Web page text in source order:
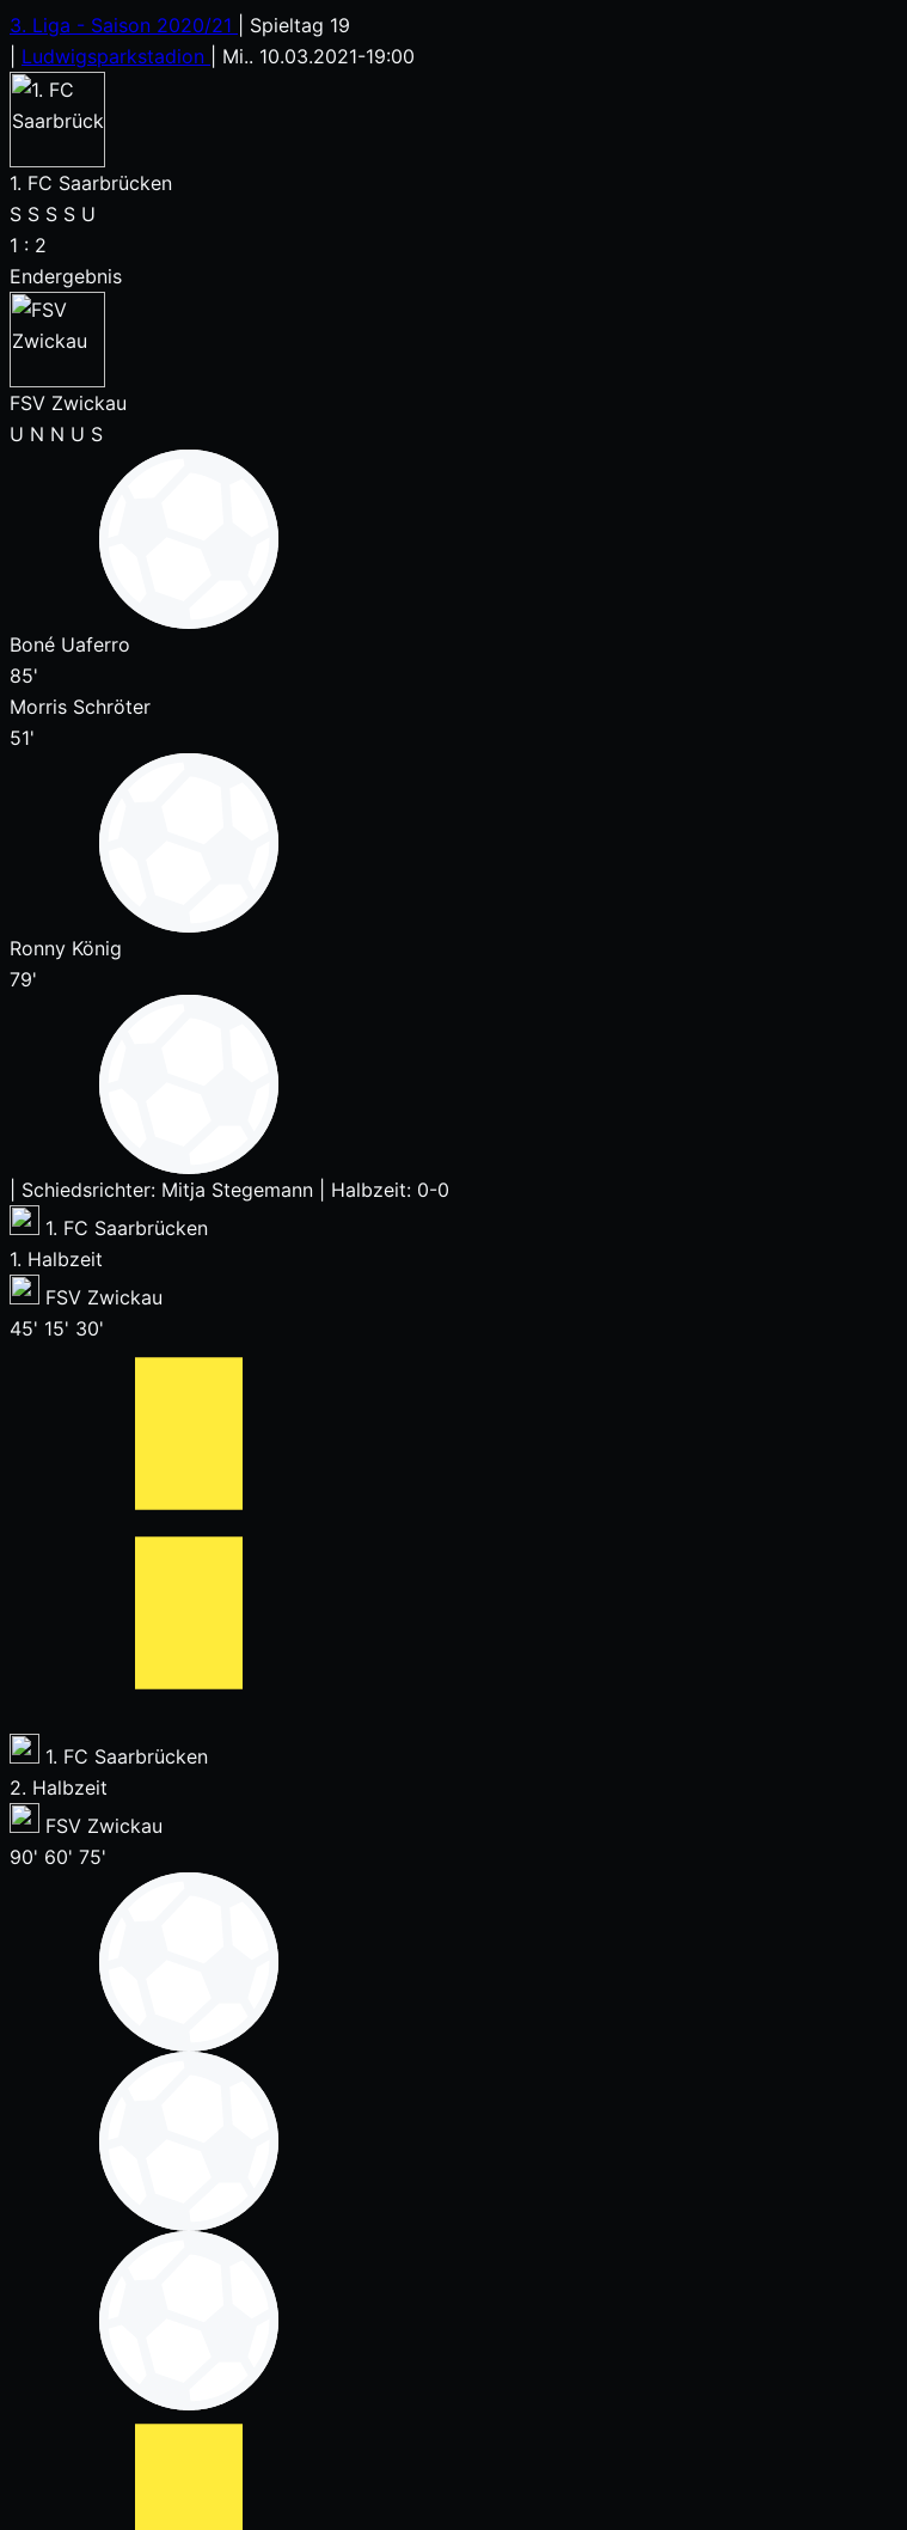
3. Liga - Saison 2020/21
Spieltag 19
Ludwigsparkstadion Mi.. 10.03.2021-19:00
1. FC Saarbrücken
S S S S U
1 : 2
Endergebnis
FSV Zwickau
U N N U S
Boné Uaferro
85'
Morris Schröter
51'
Ronny König
79'
Schiedsrichter: Mitja Stegemann
Halbzeit: 0-0
1. FC Saarbrücken
1. Halbzeit
FSV Zwickau
45' 15' 30'
1. FC Saarbrücken
2. Halbzeit
FSV Zwickau
90' 60' 75'